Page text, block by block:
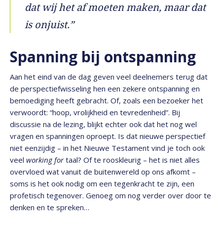
dat wij het af moeten maken, maar dat
is onjuist.”
Spanning bij ontspanning
Aan het eind van de dag geven veel deelnemers terug dat
de perspectiefwisseling hen een zekere ontspanning en
bemoediging heeft gebracht. Of, zoals een bezoeker het
verwoordt: “hoop, vrolijkheid en tevredenheid”. Bij
discussie na de lezing, blijkt echter ook dat het nog wel
vragen en spanningen oproept. Is dat nieuwe perspectief
niet eenzijdig – in het Nieuwe Testament vind je toch ook
veel working fortaal? Of te rooskleurig – het is niet alles
overvloed wat vanuit de buitenwereld op ons afkomt –
soms is het ook nodig om een tegenkracht te zijn, een
profetisch tegenover. Genoeg om nog verder over door te
denken en te spreken…